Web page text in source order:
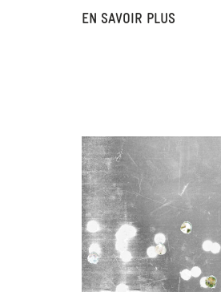
EN SAVOIR PLUS